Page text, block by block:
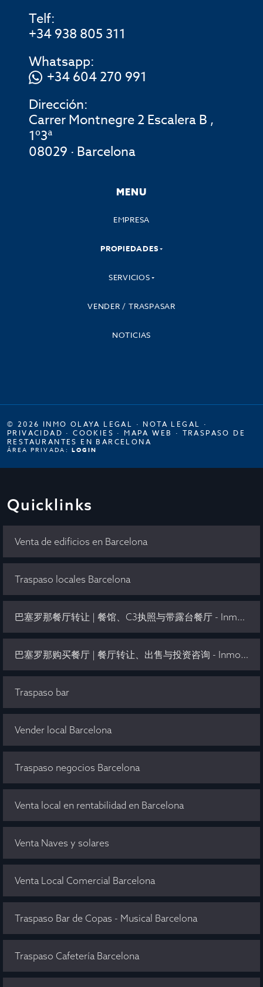
Telf:
+34 938 805 311
Whatsapp:
+34 604 270 991
Dirección:
Carrer Montnegre 2 Escalera B ,
1º3ª
08029 · Barcelona
MENU
EMPRESA
PROPIEDADES
SERVICIOS
VENDER / TRASPASAR
NOTICIAS
© 2026 INMO OLAYA LEGAL · NOTA LEGAL ·
PRIVACIDAD ·COOKIES · MAPA WEB · TRASPASO DE
RESTAURANTES EN BARCELONA
ÁREA PRIVADA: LOGIN
Quicklinks
Venta de edificios en Barcelona
Traspaso locales Barcelona
巴塞罗那餐厅转让 | 餐馆、C3执照与带露台餐厅 - Inmo Olaya
巴塞罗那购买餐厅 | 餐厅转让、出售与投资咨询 - Inmo Olaya
Traspaso bar
Vender local Barcelona
Traspaso negocios Barcelona
Venta local en rentabilidad en Barcelona
Venta Naves y solares
Venta Local Comercial Barcelona
Traspaso Bar de Copas - Musical Barcelona
Traspaso Cafetería Barcelona